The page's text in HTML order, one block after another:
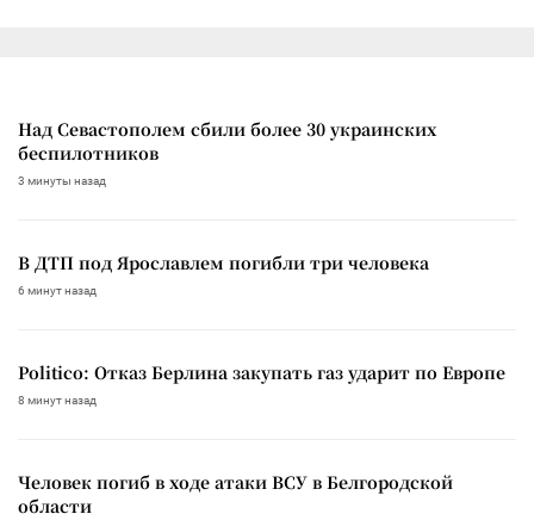
Над Севастополем сбили более 30 украинских
беспилотников
3 минуты назад
В ДТП под Ярославлем погибли три человека
6 минут назад
Politico: Отказ Берлина закупать газ ударит по Европе
8 минут назад
Человек погиб в ходе атаки ВСУ в Белгородской
области